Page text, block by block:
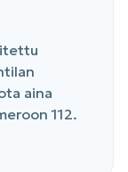
aina
112.